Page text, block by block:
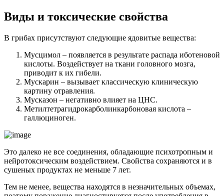
Виды и токсические свойства
В грибах присутствуют следующие ядовитые вещества:
Мусцимол – появляется в результате распада иботеновой
кислоты. Воздействует на ткани головного мозга,
приводит к их гибели.
Мускарин – вызывает классическую клиническую
картину отравления.
Мусказон – негативно влияет на ЦНС.
Метилтетрагидрокарболинкарбоновая кислота –
галлюциноген.
Это далеко не все соединения, обладающие психотропным и
нейротоксическим воздействием. Свойства сохраняются и в
сушеных продуктах не меньше 7 лет.
Тем не менее, вещества находятся в незначительных объемах,